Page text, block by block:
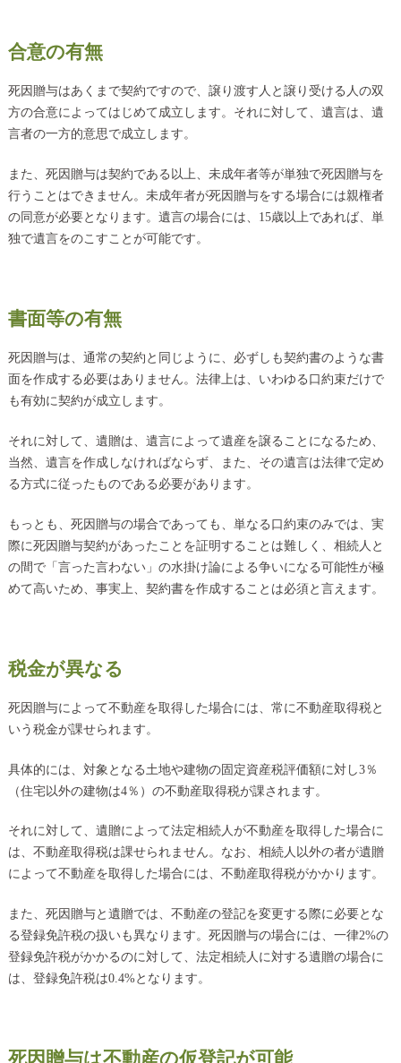
合意の有無
死因贈与はあくまで契約ですので、譲り渡す人と譲り受ける人の双
方の合意によってはじめて成立します。それに対して、遺言は、遺
言者の一方的意思で成立します。
また、死因贈与は契約である以上、未成年者等が単独で死因贈与を
行うことはできません。未成年者が死因贈与をする場合には親権者
の同意が必要となります。遺言の場合には、15歳以上であれば、単
独で遺言をのこすことが可能です。
書面等の有無
死因贈与は、通常の契約と同じように、必ずしも契約書のような書
面を作成する必要はありません。法律上は、いわゆる口約束だけで
も有効に契約が成立します。
それに対して、遺贈は、遺言によって遺産を譲ることになるため、
当然、遺言を作成しなければならず、また、その遺言は法律で定め
る方式に従ったものである必要があります。
もっとも、死因贈与の場合であっても、単なる口約束のみでは、実
際に死因贈与契約があったことを証明することは難しく、相続人と
の間で「言った言わない」の水掛け論による争いになる可能性が極
めて高いため、事実上、契約書を作成することは必須と言えます。
税金が異なる
死因贈与によって不動産を取得した場合には、常に不動産取得税と
いう税金が課せられます。
具体的には、対象となる土地や建物の固定資産税評価額に対し3％
（住宅以外の建物は4％）の不動産取得税が課されます。
それに対して、遺贈によって法定相続人が不動産を取得した場合に
は、不動産取得税は課せられません。なお、相続人以外の者が遺贈
によって不動産を取得した場合には、不動産取得税がかかります。
また、死因贈与と遺贈では、不動産の登記を変更する際に必要とな
る登録免許税の扱いも異なります。死因贈与の場合には、一律2%の
登録免許税がかかるのに対して、法定相続人に対する遺贈の場合に
は、登録免許税は0.4%となります。
死因贈与は不動産の仮登記が可能